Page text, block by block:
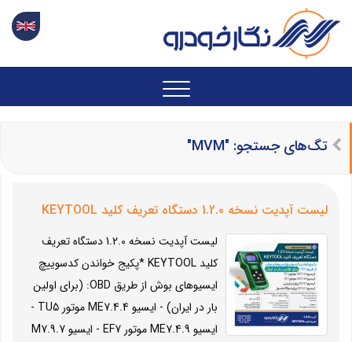
تگ‌های جستجو: "MVM"
لیست آپدیت نسخه 1.2.0 دستگاه تعریف کلید KEYTOOL
لیست آپدیت نسخه 1.2.0 دستگاه تعریف
کلید KEYTOOL *پکیج خواندن کدسوییچ
ایسیوهای بوش از طریق OBD: (برای اولین
بار در ایران) - ایسیو ME7.4.4 موتور TU5 -
ایسیو ME7.4.9 موتور EF7 - ایسیو M7.9.7